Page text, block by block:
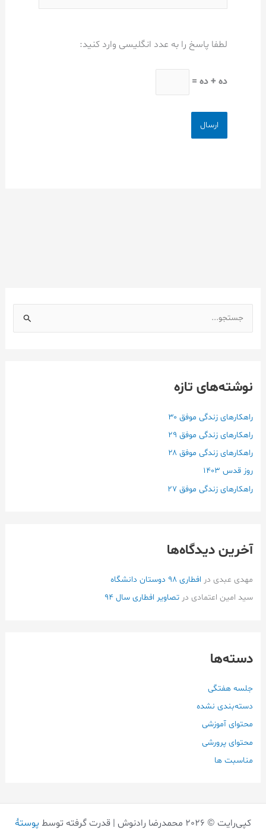
لطفا پاسخ را به عدد انگلیسی وارد کنید:
ده + ده =
س
و
ر
ا
ی
نوشته‌های تازه
راهکارهای زندگی موفق ۳۰
راهکارهای زندگی موفق ۲۹
راهکارهای زندگی موفق ۲۸
روز قدس ۱۴۰3
راهکارهای زندگی موفق ۲۷
آخرین دیدگاه‌ها
مهدی عبدی در افطاری ۹۸ دوستان دانشگاه
سید امین اعتمادی درتصاویر افطاری سال 94
دسته‌ها
جلسه هفتگی
دسته‌بندی نشده
محتوای آموزشی
محتوای پرورشی
مناسبت ها
کپی‌رایت © 2026 محمدرضا رادنوش | قدرت گرفته توسط پوستهٔ